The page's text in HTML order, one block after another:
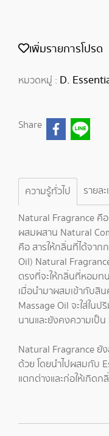
เพิ่มรายการโปรด
หมวดหมู่ : D.
Share
ความรู้ทั่วไป รายล
Natural Fragrance คื
ผสมผสาน Natural
คือ สารให้กลิ่นที่ได้จา
Oil) Natural
ตรงที่จะให้กลิ่นที่หอมท
เมื่อนำมาผสมเข้ากับสิ
Massage Oil จะใส่ใ
นานและยังคงความเป็
Natural Fragrance ยั
ด้วย โดยนำไปผสมกับ
แตกต่างและก่อให้เกิด